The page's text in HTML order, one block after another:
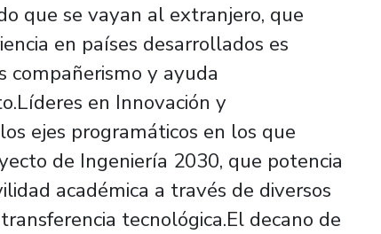
que se vayan al extranjero, que
en países desarrollados es
compañerismo y ayuda
en Innovación y
ejes programáticos en los que
de Ingeniería 2030, que potencia
académica a través de diversos
tecnológica.El decano de